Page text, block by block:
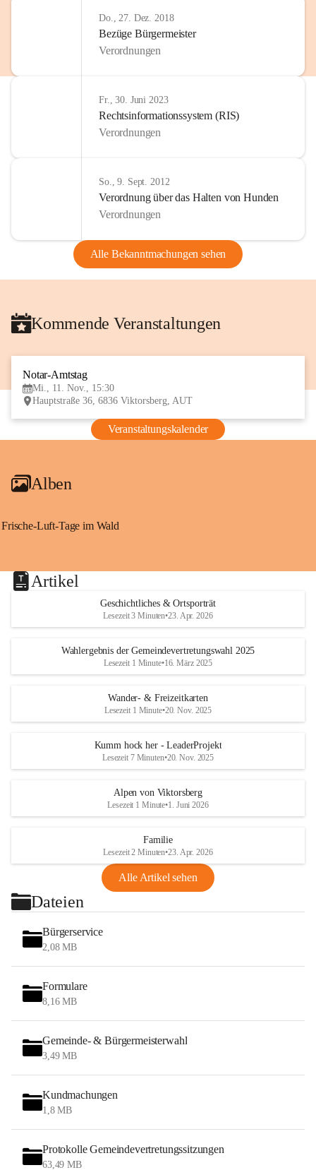
Do., 27. Dez. 2018
Bezüge Bürgermeister
Verordnungen
Fr., 30. Juni 2023
Rechtsinformationssystem (RIS)
Verordnungen
So., 9. Sept. 2012
Verordnung über das Halten von Hunden
Verordnungen
Alle Bekanntmachungen sehen
Kommende Veranstaltungen
Notar-Amtstag
Mi., 11. Nov., 15:30
Hauptstraße 36, 6836 Viktorsberg, AUT
Veranstaltungskalender
Alben
Frische-Luft-Tage im Wald
Artikel
Geschichtliches & Ortsporträt
Lesezeit 3 Minuten•23. Apr. 2026
Wahlergebnis der Gemeindevertretungswahl 2025
Lesezeit 1 Minute•16. März 2025
Wander- & Freizeitkarten
Lesezeit 1 Minute•20. Nov. 2025
Kumm hock her - LeaderProjekt
Lesezeit 7 Minuten•20. Nov. 2025
Alpen von Viktorsberg
Lesezeit 1 Minute•1. Juni 2026
Familie
Lesezeit 2 Minuten•23. Apr. 2026
Alle Artikel sehen
Dateien
Bürgerservice
2,08 MB
Formulare
8,16 MB
Gemeinde- & Bürgermeisterwahl
3,49 MB
Kundmachungen
1,8 MB
Protokolle Gemeindevertretungssitzungen
63,49 MB